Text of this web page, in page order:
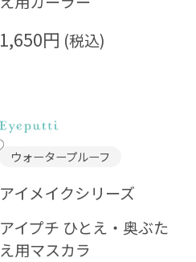
1,650円
ウォータープルーフ
アイメイクシリーズ
アイプチ ひとえ・奥ぶた
え用マスカラ